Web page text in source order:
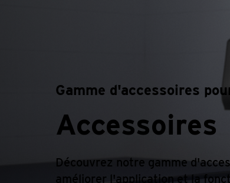
Gamme d'accessoires
Accessoires
Découvrez notre gamme
améliorer l'application et la